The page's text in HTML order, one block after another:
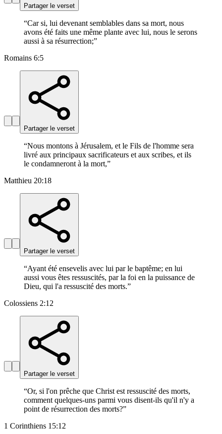
Partager le verset
“Car si, lui devenant semblables dans sa mort, nous
avons été faits une même plante avec lui, nous le serons
aussi à sa résurrection;”
Romains 6:5
Partager le verset
“Nous montons à Jérusalem, et le Fils de l'homme sera
livré aux principaux sacrificateurs et aux scribes, et ils
le condamneront à la mort,”
Matthieu 20:18
Partager le verset
“Ayant été ensevelis avec lui par le baptême; en lui
aussi vous êtes ressuscités, par la foi en la puissance de
Dieu, qui l'a ressuscité des morts.”
Colossiens 2:12
Partager le verset
“Or, si l'on prêche que Christ est ressuscité des morts,
comment quelques-uns parmi vous disent-ils qu'il n'y a
point de résurrection des morts?”
1 Corinthiens 15:12